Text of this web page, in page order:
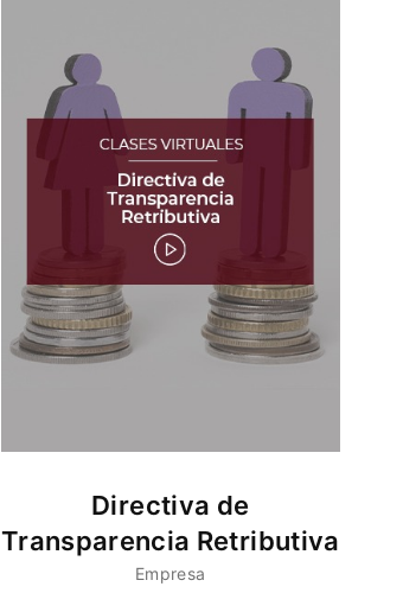
Directiva de
Transparencia Retributiva
Empresa